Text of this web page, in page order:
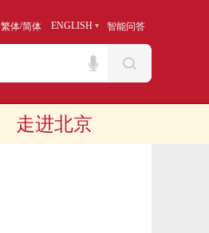
繁体/简体 ENGLISH 智能问答
走进北京